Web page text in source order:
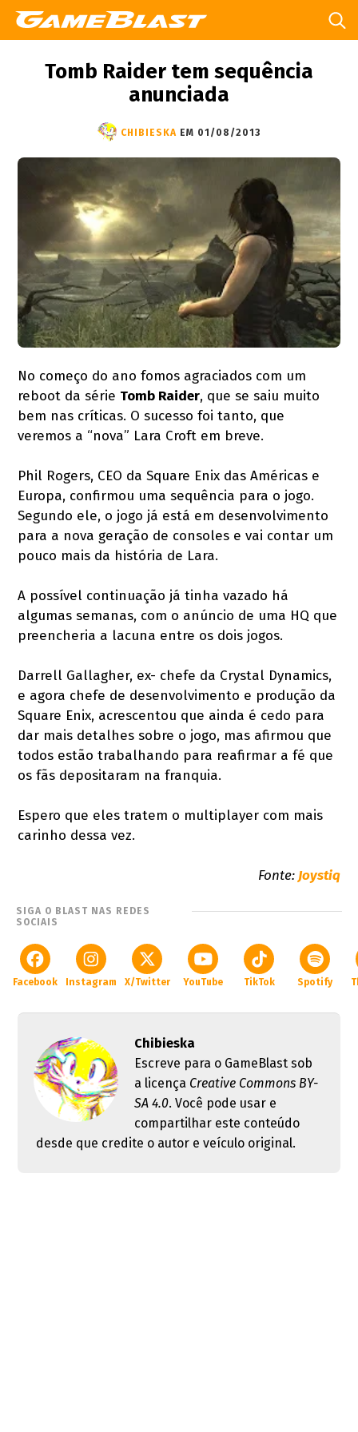
Tomb Raider tem sequência
anunciada
CHIBIESKA EM 01/08/2013
No começo do ano fomos agraciados com um
reboot da série Tomb Raider, que se saiu muito
bem nas críticas. O sucesso foi tanto, que
veremos a “nova” Lara Croft em breve.
Phil Rogers, CEO da Square Enix das Américas e
Europa, confirmou uma sequência para o jogo.
Segundo ele, o jogo já está em desenvolvimento
para a nova geração de consoles e vai contar um
pouco mais da história de Lara.
A possível continuação já tinha vazado há
algumas semanas, com o anúncio de uma HQ que
preencheria a lacuna entre os dois jogos.
Darrell Gallagher, ex- chefe da Crystal Dynamics,
e agora chefe de desenvolvimento e produção da
Square Enix, acrescentou que ainda é cedo para
dar mais detalhes sobre o jogo, mas afirmou que
todos estão trabalhando para reafirmar a fé que
os fãs depositaram na franquia.
Espero que eles tratem o multiplayer com mais
carinho dessa vez.
Fonte:Joystiq
SIGA O BLAST NAS REDES
SOCIAIS
Facebook Instagram X/Twitter YouTube TikTok Spotify
Chibieska
Escreve para o GameBlast sob
a licença Creative Commons BY-
SA 4.0. Você pode usar e
compartilhar este conteúdo
desde que credite o autor e veículo original.